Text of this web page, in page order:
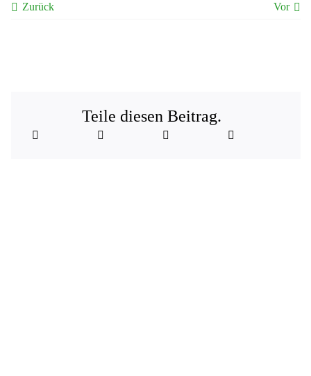
Zurück Vor
Teile diesen Beitrag.